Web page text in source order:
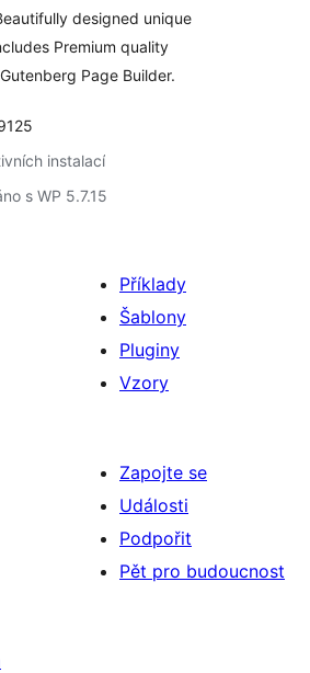
designed unique
Premium quality
Page Builder.
instalací
s WP 5.7.15
Příklady
Šablony
Pluginy
Vzory
Zapojte se
Události
Podpořit
Pět pro budoucnost